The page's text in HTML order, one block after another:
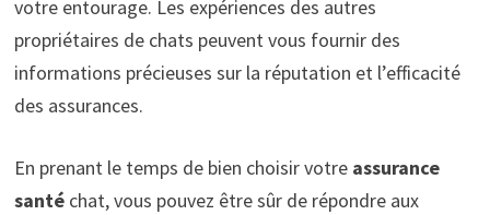
votre entourage. Les expériences des autres
propriétaires de chats peuvent vous fournir des
informations précieuses sur la réputation et l’efficacité
des assurances.
En prenant le temps de bien choisir votre assurance
santéchat, vous pouvez être sûr de répondre aux